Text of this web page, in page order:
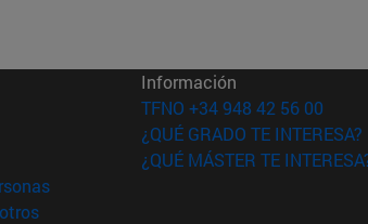
en nueva ventana)
nueva ventana)
(abre en nueva ventana)
(abre en nueva ventana)
(abre en nueva ventana)
Información
TFNO +34 948 42 56 00
¿QUÉ GRADO TE INTERESA?
¿QUÉ MÁSTER TE